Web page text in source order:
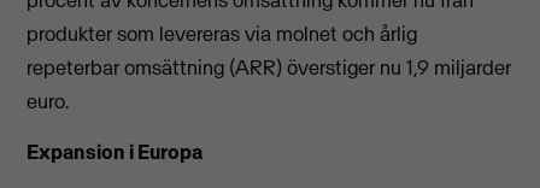
produkter som levereras via molnet och årlig
repeterbar omsättning (ARR) överstiger nu 1,9 miljarder
euro.
Expansion i Europa